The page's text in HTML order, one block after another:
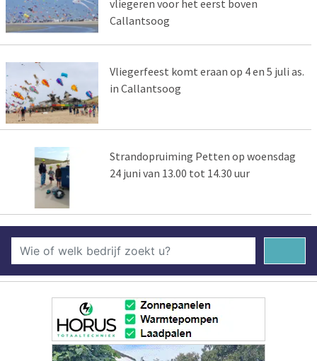
vliegeren voor het eerst boven
Callantsoog
Vliegerfeest komt eraan op 4 en 5 juli as.
in Callantsoog
Strandopruiming Petten op woensdag
24 juni van 13.00 tot 14.30 uur